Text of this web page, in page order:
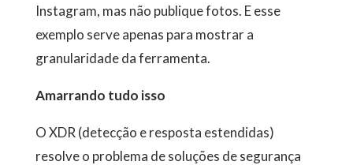
Instagram, mas não publique fotos. E esse
exemplo serve apenas para mostrar a
granularidade da ferramenta.
Amarrando tudo isso
O XDR (detecção e resposta estendidas)
resolve o problema de soluções de segurança